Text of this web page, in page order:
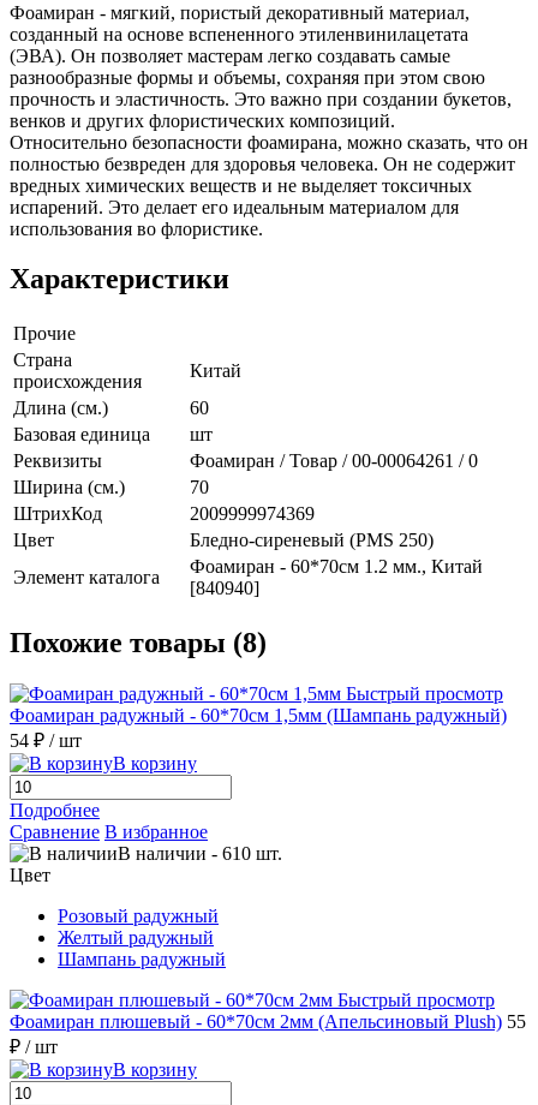
Фоамиран - мягкий, пористый декоративный материал,
созданный на основе вспененного этиленвинилацетата
(ЭВА). Он позволяет мастерам легко создавать самые
разнообразные формы и объемы, сохраняя при этом свою
прочность и эластичность. Это важно при создании букетов,
венков и других флористических композиций.
Относительно безопасности фоамирана, можно сказать, что он
полностью безвреден для здоровья человека. Он не содержит
вредных химических веществ и не выделяет токсичных
испарений. Это делает его идеальным материалом для
использования во флористике.
Характеристики
Прочие
Страна
происхождения
Китай
Длина (см.)
60
Базовая единица
шт
Реквизиты
Фоамиран / Товар / 00-00064261 / 0
Ширина (см.)
70
ШтрихКод
2009999974369
Цвет
Бледно-сиреневый (PMS 250)
Элемент каталога
Фоамиран - 60*70см 1.2 мм., Китай
[840940]
Похожие товары (8)
Быстрый просмотр
Фоамиран радужный - 60*70см 1,5мм (Шампань радужный)
54 ₽ / шт
В корзину
Подробнее
Сравнение В избранное
В наличии - 610 шт.
Цвет
Розовый радужный
Желтый радужный
Шампань радужный
Быстрый просмотр
Фоамиран плюшевый - 60*70см 2мм (Апельсиновый Plush) 55
₽ / шт
В корзину